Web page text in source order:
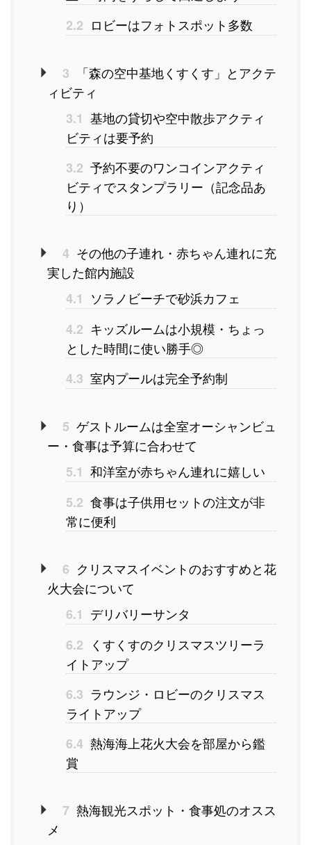
2.2 ロビーはフォトスポット多数
3
「森の空中基地くすくす」とアクテ
ィビティ
3.1 基地の貸切や空中散歩アクティ
ビティは要予約
3.2 予約不要のワンコインアクティ
ビティでスタンプラリー（記念品あ
り）
4 その他の子連れ・赤ちゃん連れに充
実した館内施設
4.1 ソラノビーチで砂浜カフェ
4.2 キッズルームは小規模・ちょっ
とした時間に使い勝手◎
4.3 室内プールは完全予約制
5 ゲストルームは全室オーシャンビュ
ー・食事は予算に合わせて
5.1 和洋室が赤ちゃん連れに嬉しい
5.2 食事は子供用セットの注文が非
常に便利
6 クリスマスイベントのおすすめと花
火大会について
6.1 デリバリーサンタ
6.2 くすくすのクリスマスツリーラ
イトアップ
6.3 ラウンジ・ロビーのクリスマス
ライトアップ
6.4 熱海海上花火大会を部屋から鑑
賞
7 熱海観光スポット・食事処のオスス
メ